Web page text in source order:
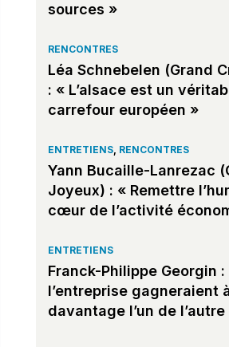
sources »
RENCONTRES
Léa Schnebelen (Grand
: « L’alsace est un
carrefour européen »
ENTRETIENS, RENCONTRES
Yann Bucaille-Lanrezac
Joyeux) : « Remettre
cœur de l’activité
ENTRETIENS
Franck-Philippe Georgin :
l’entreprise gagneraient
davantage l’un de l’autre